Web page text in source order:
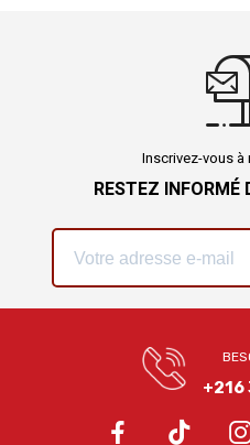
Inscrivez-vous
RESTEZ INFORMÉ
+216